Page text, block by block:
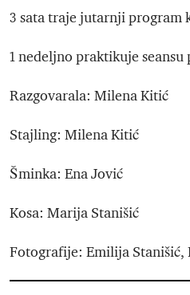
3 sata traje jutarnji program
1 nedeljno praktikuje
Razgovarala: Milena Kitić
Stajling: Milena Kitić
Šminka: Ena Jović
Kosa: Marija Stanišić
Fotografije: Emilija Stanišić,